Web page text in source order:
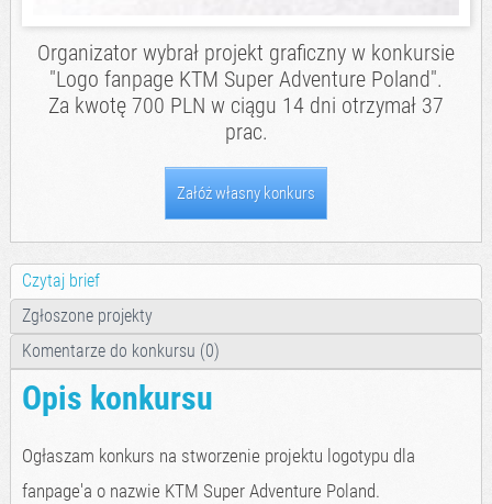
Organizator wybrał projekt graficzny w konkursie
"Logo fanpage KTM Super Adventure Poland".
Za kwotę 700 PLN w ciągu 14 dni otrzymał 37
prac.
Załóż własny konkurs
Czytaj brief
Zgłoszone projekty
Komentarze do konkursu (0)
Opis konkursu
Ogłaszam konkurs na stworzenie projektu logotypu dla
fanpage'a o nazwie KTM Super Adventure Poland.